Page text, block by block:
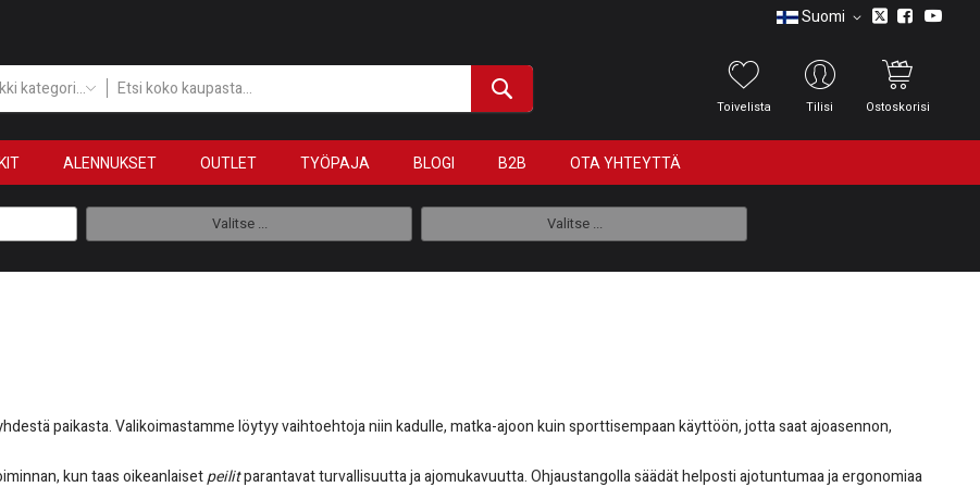
Suomi
Kaikki kategoriat
Toivelista Tilisi Ostoskorisi
ALENNUKSET OUTLET TYÖPAJA BLOGI B2B OTA YHTEYTTÄ
Valitse ... Valitse ...
paikasta. Valikoimastamme löytyy vaihtoehtoja niin kadulle, matka-ajoon kuin sporttisempaan käyttöön, jotta saat ajoasennon,
kun taas oikeanlaisetpeilitparantavat turvallisuutta ja ajomukavuutta. Ohjaustangolla säädät helposti ajotuntumaa ja ergonomiaa